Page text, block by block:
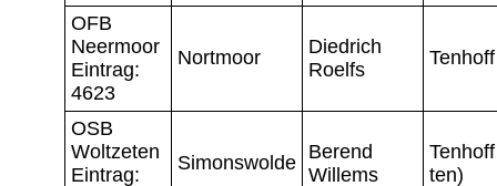
OFB
Neermoor
Eintrag:
4623
Nortmoor
Diedrich
Roelfs
Tenhoff
OSB
Woltzeten
Eintrag:
Simonswolde Berend
Willems
ten)